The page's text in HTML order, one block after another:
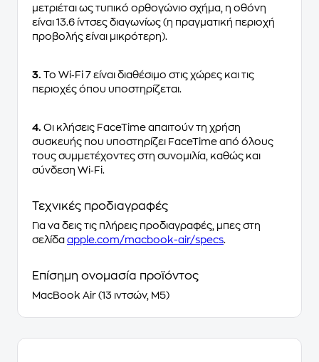
μετριέται ως τυπικό ορθογώνιο σχήμα, η οθόνη
είναι 13.6 ίντσες διαγωνίως (η πραγματική περιοχή
προβολής είναι μικρότερη).
3. Το Wi‑Fi 7 είναι διαθέσιμο στις χώρες και τις
περιοχές όπου υποστηρίζεται.
4. Οι κλήσεις FaceTime απαιτούν τη χρήση
συσκευής που υποστηρίζει FaceTime από όλους
τους συμμετέχοντες στη συνομιλία, καθώς και
σύνδεση Wi‑Fi.
Τεχνικές προδιαγραφές
Για να δεις τις πλήρεις προδιαγραφές, μπες στη
σελίδα apple.com/macbook-air/specs.
Επίσημη ονομασία προϊόντος
MacBook Air (13 ιντσών, M5)